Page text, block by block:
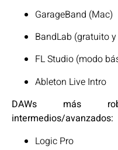
GarageBand (Mac)
BandLab (gratuito
FL Studio (modo
Ableton Live Intro
DAWs más
intermedios/avanzados:
Logic Pro